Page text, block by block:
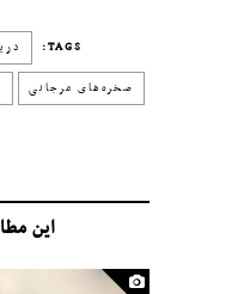
TAGS:
صخره‌های مرجانی
این